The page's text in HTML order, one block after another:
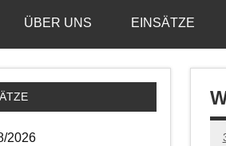
ÜBER UNS EINSÄTZE
2026